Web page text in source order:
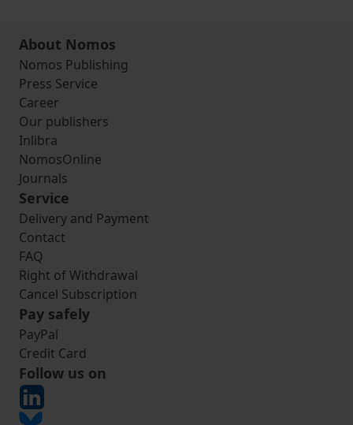
About Nomos
Nomos Publishing
Press Service
Career
Our publishers
Inlibra
NomosOnline
Journals
Service
Delivery and Payment
Contact
FAQ
Right of Withdrawal
Cancel Subscription
Pay safely
PayPal
Credit Card
Follow us on